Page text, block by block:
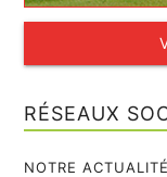
RÉSEAUX
NOTRE